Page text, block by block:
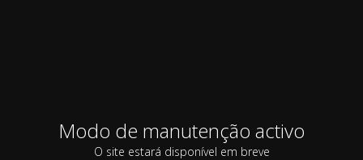
Modo de manutenção activo
O site estará disponível em breve